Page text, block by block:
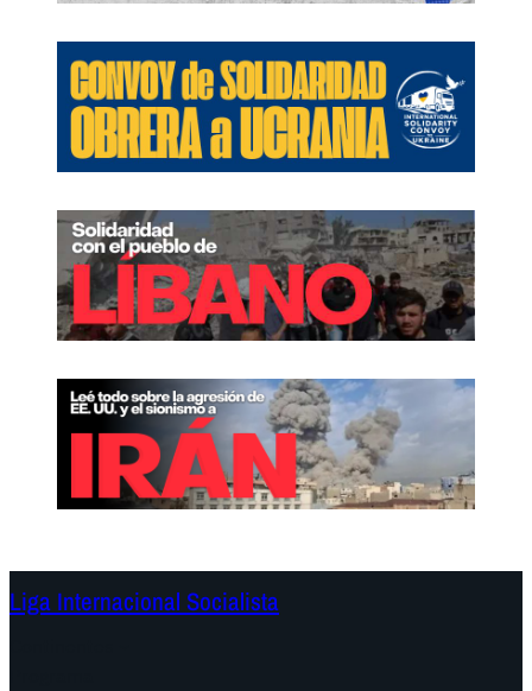
Liga Internacional Socialista